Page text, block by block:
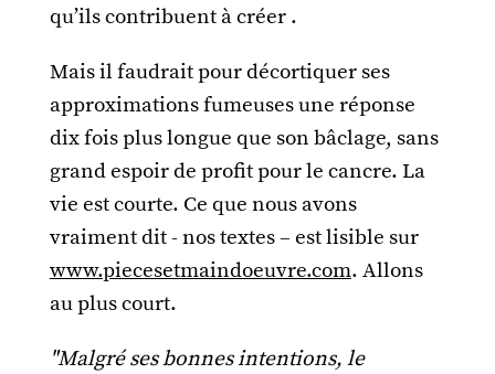
qu’ils contribuent à créer .
Mais il faudrait pour décortiquer ses
approximations fumeuses une réponse
dix fois plus longue que son bâclage, sans
grand espoir de profit pour le cancre. La
vie est courte. Ce que nous avons
vraiment dit - nos textes – est lisible sur
www.piecesetmaindoeuvre.com. Allons
au plus court.
"Malgré ses bonnes intentions, le